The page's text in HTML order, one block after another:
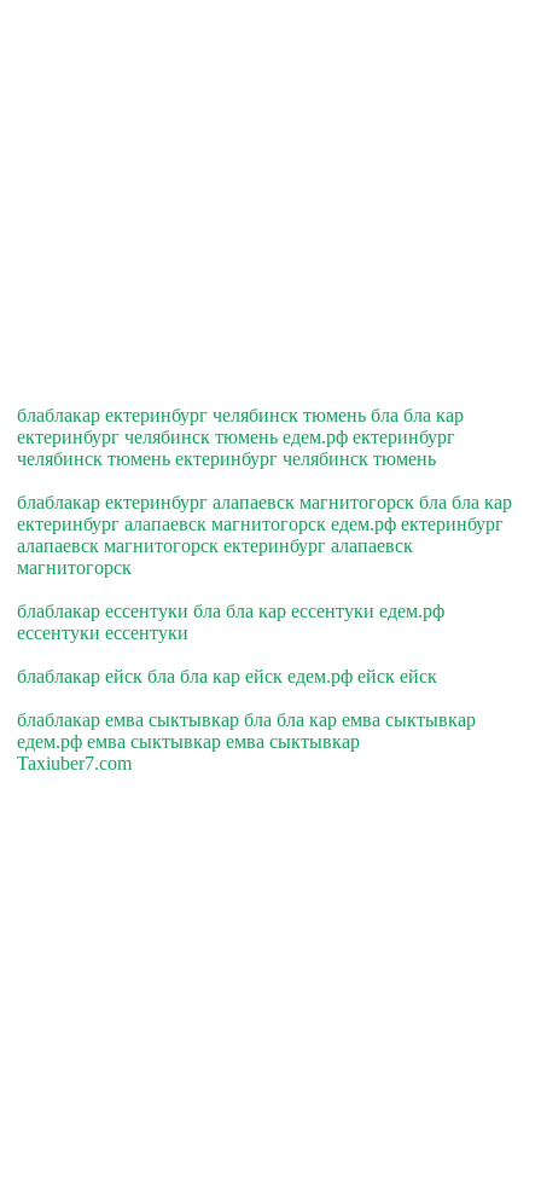
блаблакар ектеринбург челябинск тюмень бла бла кар
ектеринбург челябинск тюмень едем.рф ектеринбург
челябинск тюмень ектеринбург челябинск тюмень
блаблакар ектеринбург алапаевск магнитогорск бла бла кар
ектеринбург алапаевск магнитогорск едем.рф ектеринбург
алапаевск магнитогорск ектеринбург алапаевск
магнитогорск
блаблакар ессентуки бла бла кар ессентуки едем.рф
ессентуки ессентуки
блаблакар ейск бла бла кар ейск едем.рф ейск ейск
блаблакар емва сыктывкар бла бла кар емва сыктывкар
едем.рф емва сыктывкар емва сыктывкар
Taxiuber7.com